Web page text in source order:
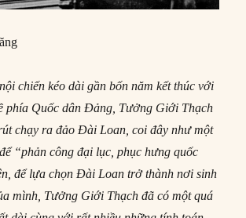
chiến kéo dài gần bốn năm kết thúc với
phía Quốc dân Đảng, Tưởng Giới Thạch
chạy ra đảo Đài Loan, coi đây như một
“phản công đại lục, phục hưng quốc
để lựa chọn Đài Loan trở thành nơi sinh
mình, Tưởng Giới Thạch đã có một quá